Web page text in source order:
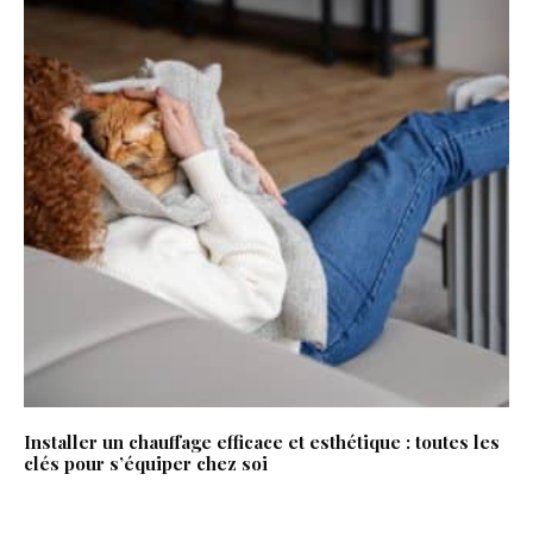
Installer un chauffage efficace et esthétique : toutes les
clés pour s’équiper chez soi